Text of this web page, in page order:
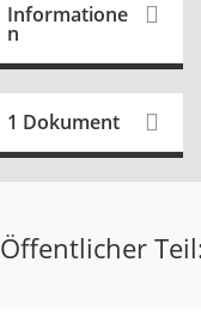
Informatione
n
1 Dokument
Öffentlicher